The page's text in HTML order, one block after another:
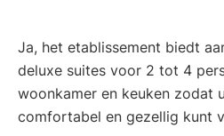
Ja, het etablissement biedt
deluxe suites voor 2 tot 4
woonkamer en keuken zodat
comfortabel en gezellig kunt